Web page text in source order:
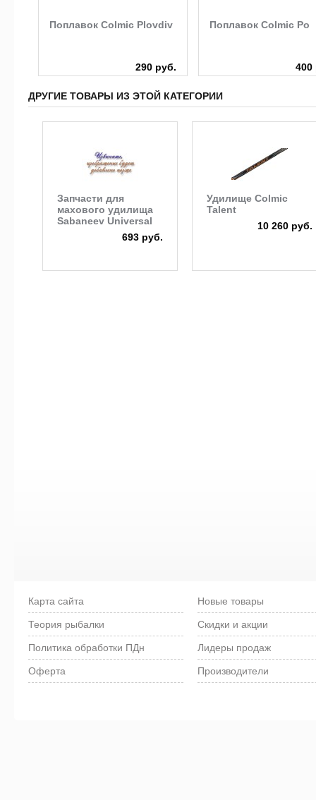
Поплавок Colmic Plovdiv
290 руб.
Поплавок Colmic Po
400
ДРУГИЕ ТОВАРЫ ИЗ ЭТОЙ КАТЕГОРИИ
Запчасти для
махового удилища
Sabaneev Universal
693 руб.
Удилище Colmic
Talent
10 260 руб.
Карта сайта
Теория рыбалки
Политика обработки ПДн
Оферта
Новые товары
Скидки и акции
Лидеры продаж
Производители